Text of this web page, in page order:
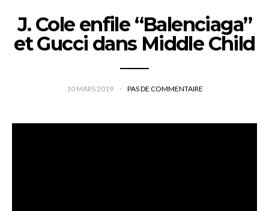
J. Cole enfile “Balenciaga”
et Gucci dans Middle Child
10 MARS 2019 PAS DE COMMENTAIRE